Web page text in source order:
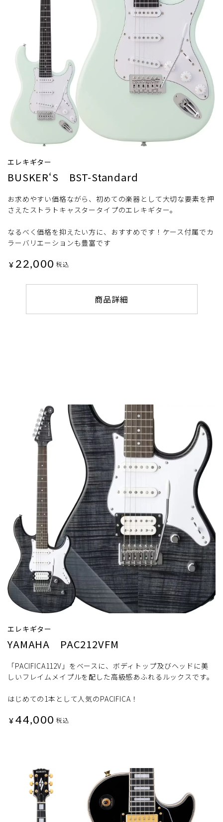
エレキギター
BUSKER‘S BST-Standard
お求めやすい価格ながら、初めての楽器として大切な要素を押
さえたストラトキャスタータイプのエレキギター。
なるべく価格を抑えたい方に、おすすめです！ケース付属でカ
ラーバリエーションも豊富です
¥ 22,000 税込
商品詳細
エレキギター
YAMAHA PAC212VFM
「PACIFICA112V」をベースに、ボディトップ及びヘッドに美
しいフレイムメイプルを配した高級感あふれるルックスです。
はじめての1本として人気のPACIFICA！
¥ 44,000 税込